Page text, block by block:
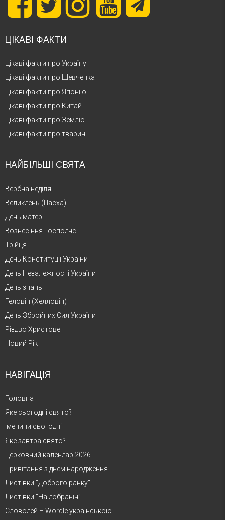
ЦІКАВІ ФАКТИ
Цікаві факти про Україну
Цікаві факти про Шевченка
Цікаві факти про Японію
Цікаві факти про Китай
Цікаві факти про Землю
Цікаві факти про тварин
НАЙБІЛЬШІ СВЯТА
Вербна неділя
Великдень (Пасха)
День матері
Вознесіння Господнє
Трійця
День Конституції України
День Незалежності України
День знань
Геловін (Хелловін)
День Збройних Сил України
Різдво Христове
Новий Рік
НАВІГАЦІЯ
Головна
Яке сьогодні свято?
Іменини сьогодні
Яке завтра свято?
Церковний календар 2026
Привітання з днем народження
Листівки “Доброго ранку”
Листівки “На добраніч”
Словодей – Wordle українською